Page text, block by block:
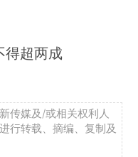
得超两成
传媒及/或相关权利人
行转载、摘编、复制及